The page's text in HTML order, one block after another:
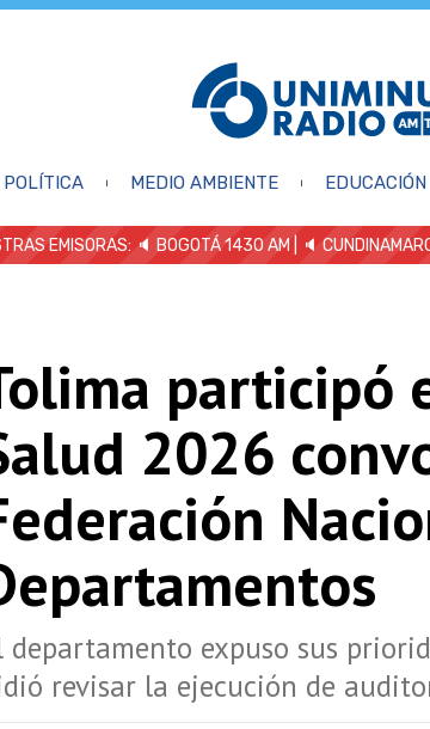
POLÍTICA MEDIO AMBIENTE EDUCACIÓN
EMISORAS: 🔈 BOGOTÁ 1430 AM | 🔈
participó
2026
departamento expuso sus
revisar la ejecución de